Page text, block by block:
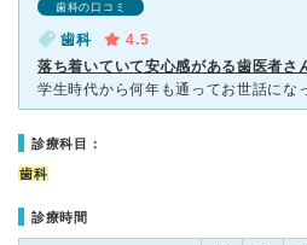
歯科の口コミ
歯科
4.5
落ち着いていて安心感がある歯医者さ
診療科目：
歯科
診療時間